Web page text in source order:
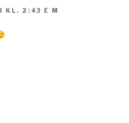
KL. 2:43 E M